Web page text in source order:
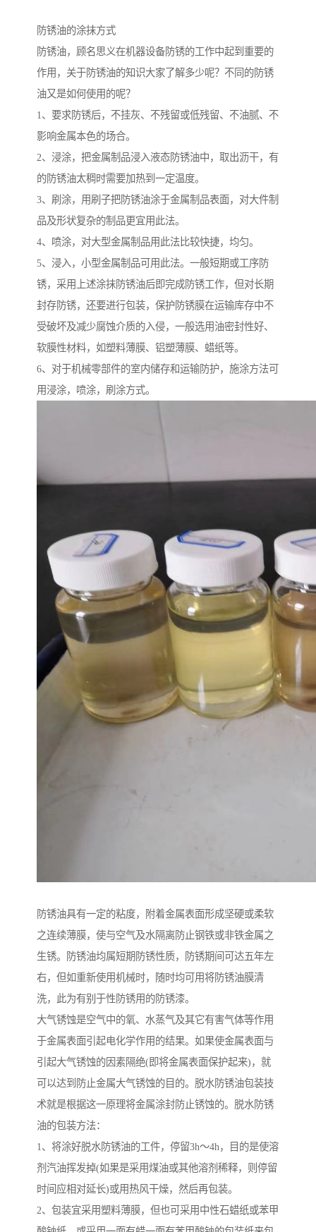
防锈油的涂抹方式
防锈油，顾名思义在机器设备防锈的工作中起到重要的
作用，关于防锈油的知识大家了解多少呢？不同的防锈
油又是如何使用的呢？
1、要求防锈后，不挂灰、不残留或低残留、不油腻、不
影响金属本色的场合。
2、浸涂，把金属制品浸入液态防锈油中，取出沥干，有
的防锈油太稠时需要加热到一定温度。
3、刷涂，用刷子把防锈油涂于金属制品表面，对大件制
品及形状复杂的制品更宜用此法。
4、喷涂，对大型金属制品用此法比较快捷，均匀。
5、浸入，小型金属制品可用此法。一般短期或工序防
锈，采用上述涂抹防锈油后即完成防锈工作，但对长期
封存防锈，还要进行包装，保护防锈膜在运输库存中不
受破坏及减少腐蚀介质的入侵，一般选用油密封性好、
软膜性材料，如塑料薄膜、铝塑薄膜、蜡纸等。
6、对于机械零部件的室内储存和运输防护，施涂方法可
用浸涂，喷涂，刷涂方式。
防锈油具有一定的粘度，附着金属表面形成坚硬或柔软
之连续薄膜，使与空气及水隔离防止钢铁或非铁金属之
生锈。防锈油均属短期防锈性质，防锈期间可达五年左
右，但如重新使用机械时，随时均可用将防锈油膜清
洗，此为有别于性防锈用的防锈漆。
大气锈蚀是空气中的氧、水蒸气及其它有害气体等作用
于金属表面引起电化学作用的结果。如果使金属表面与
引起大气锈蚀的因素隔绝(即将金属表面保护起来)，就
可以达到防止金属大气锈蚀的目的。脱水防锈油包装技
术就是根据这一原理将金属涂封防止锈蚀的。脱水防锈
油的包装方法：
1、将涂好脱水防锈油的工件，停留3h～4h，目的是使溶
剂汽油挥发掉(如果是采用煤油或其他溶剂稀释，则停留
时间应相对延长)或用热风干燥，然后再包装。
2、包装宜采用塑料薄膜，但也可采用中性石蜡纸或苯甲